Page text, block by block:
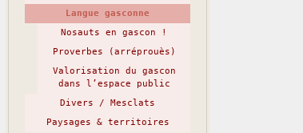
Langue gasconne
Nosauts en gascon !
Proverbes (arréprouès)
Valorisation du gascon
dans l’espace public
Divers / Mesclats
Paysages & territoires